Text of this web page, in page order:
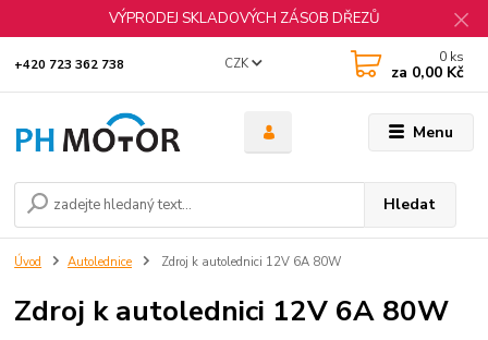
VÝPRODEJ SKLADOVÝCH ZÁSOB DŘEZŮ
Menu
CZK
Hledat
+420 723 362 738 0 ks
za 0,00 Kč
Úvod Autolednice Zdroj k autolednici 12V 6A 80W
Zdroj k autolednici 12V 6A 80W